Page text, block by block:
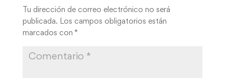
Tu dirección de correo electrónico no será
publicada. Los campos obligatorios están
marcados con *